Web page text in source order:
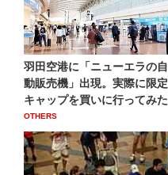
羽田空港に「ニューエラの自
動販売機」出現。実際に限定
キャップを買いに行ってみた
OTHERS